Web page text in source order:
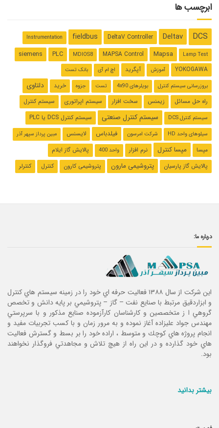
ابرچسب ها
DCS
Deltav
DeltaV Controller
fieldbus
Instrumentation
Lamp Test
Mapsa
MAPSA Control
MDIOS8
PLC
siemens
YOKOGAWA آموزش آپگرید اچ ام آی
بانک تست
بروزرسانی سیستم کنترل
بویلرهای 4x90 تست جزوه خرید دلتاوی
راه حل مسائل زیمنس سخت افزار سیستم اپراتوری سیستم کنترل
سیستم کنترل DCS سیستم کنترل صنعتی سیستم کنترل ‌DCS یا PLC
سیلوهای واحد HD شرکت امرسون فیلدباس لایسنس مبین پرداز سپهر آذر
مپسا مپسا کنترل نرم افزار واحد 400
پالایش گاز ایلام
پالایش گاز پارسیان
پتروشیمی مارون پتروشیمی کارون کنترل کنترلر
درباره ما:
این شرکت از سال ۱۳۸۸ فعاليت حرفه اي خود را در زمينه سيستم هاي كنترل
و ابزاردقيق مرتبط با صنايع نفت – گاز – پتروشيمي بر پايه دانش و تخصص
گروهي ا ز متخصصين و كارشناسان كارآزموده صنايع مذكور و با سرپرستي
مهندس جواد عليزاده آغاز نموده و به مرور زمان و با كسب تجربيات مفيد و
انجام پروژه هاي كوچك و متوسط ، اراده خود را بر بسط و گسترش فعاليت
هاي خود گذارده و در اين راه از هيچ تلاش و مجاهدتي فروگذار نخواهند
بود.
بیشتر بدانید